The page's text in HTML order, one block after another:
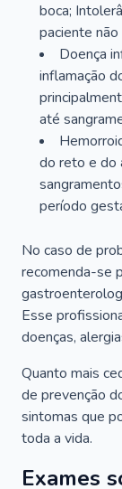
boca;
paciente
Doença
inflamação
até
do reto e do
período
No caso de
recomenda-se
Esse
doenças,
Quanto mais
de prevenção
sintomas que
toda a vida.
Exames